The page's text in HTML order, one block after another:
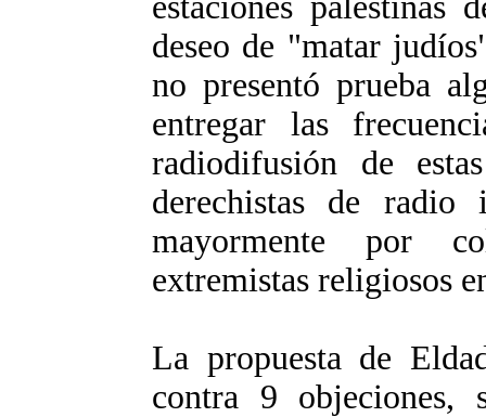
deseo de "matar
no presentó prueba
entregar las
radiodifusión de
derechistas de radio
mayormente por
extremistas religiosos
La propuesta de
contra 9 objeciones,